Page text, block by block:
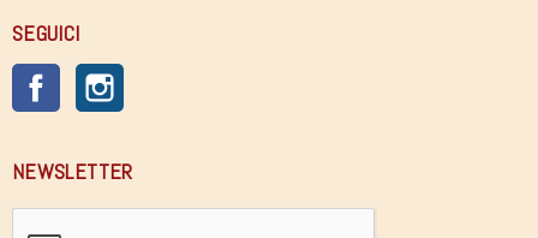
SEGUICI
Facebook
NEWSLETTER